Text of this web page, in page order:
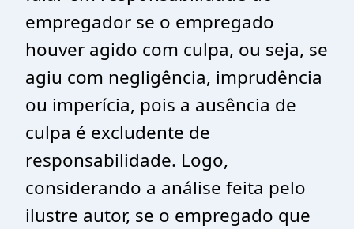
empregador se o empregado
houver agido com culpa, ou seja, se
agiu com negligência, imprudência
ou imperícia, pois a ausência de
culpa é excludente de
responsabilidade. Logo,
considerando a análise feita pelo
ilustre autor, se o empregado que